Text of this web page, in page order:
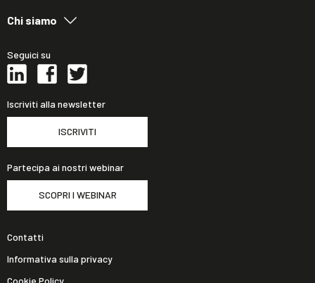
Chi siamo
Seguici su
Iscriviti alla newsletter
ISCRIVITI
Partecipa ai nostri webinar
SCOPRI I WEBINAR
Contatti
Informativa sulla privacy
Cookie Policy